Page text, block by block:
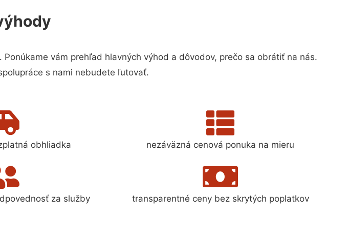
vám prehľad hlavných výhod a dôvodov, prečo sa obrátiť na nás.
s nami nebudete ľutovať.
obhliadka nezáväzná cenová ponuka na mieru
za služby transparentné ceny bez skrytých poplatkov